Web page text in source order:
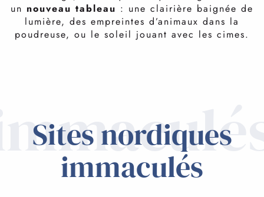
un nouveau tableau : une clairière baignée de
lumière, des empreintes d’animaux dans la
poudreuse, ou le soleil jouant avec les cimes.
enchantement et harmonie avec la grandeur des
paysages. À vivre ensemble en famille pour des
souvenirs gravés à jamais.
Sites nordiques
immaculés